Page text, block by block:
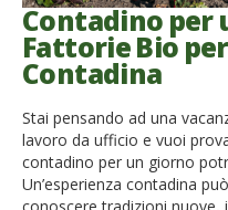
Contadino per
Fattorie Bio
Contadina
Stai pensando ad una
lavoro da ufficio e vuoi
contadino per un giorno
Un’esperienza contadina